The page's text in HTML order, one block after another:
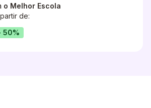
o Melhor Escola
de:
50%